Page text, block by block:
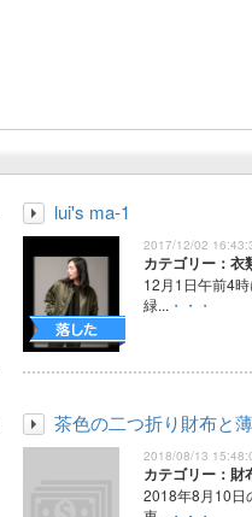
lui's ma-1
2017/12/02
カテゴリー：衣
12月1日午前4
緑... ・・・
茶色の二つ折り財布と
2018/08/13
カテゴリー：財
2018年8月10日